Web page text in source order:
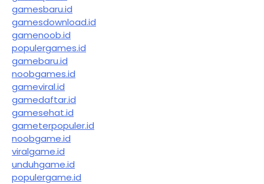
gamesbaru.id
gamesdownload.id
gamenoob.id
populergames.id
gamebaru.id
noobgames.id
gameviral.id
gamedaftar.id
gamesehat.id
gameterpopuler.id
noobgame.id
viralgame.id
unduhgame.id
populergame.id